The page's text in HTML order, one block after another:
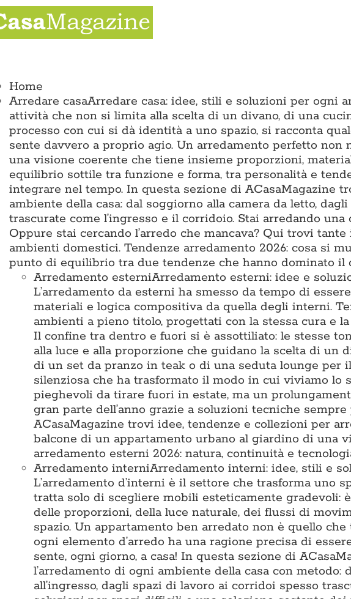
Salta
al
contenuto
Home
Arredare casaArredare casa: idee, stili e soluzioni per ogni
attività che non si limita alla scelta di un divano, di una
processo con cui si dà identità a uno spazio, si racconta
sente davvero a proprio agio. Un arredamento perfetto non
una visione coerente che tiene insieme proporzioni,
equilibrio sottile tra funzione e forma, tra personalità e
integrare nel tempo. In questa sezione di ACasaMagazine
ambiente della casa: dal soggiorno alla camera da letto,
trascurate come l’ingresso e il corridoio. Stai arredando
Oppure stai cercando l’arredo che mancava? Qui trovi
ambienti domestici. Tendenze arredamento 2026: cosa si
punto di equilibrio tra due tendenze che hanno dominato il
Arredamento esterniArredamento esterni: idee e
L’arredamento da esterni ha smesso da tempo di
materiali e logica compositiva da quella degli interni.
ambienti a pieno titolo, progettati con la stessa cura e
Il confine tra dentro e fuori si è assottiliato: le stesse
alla luce e alla proporzione che guidano la scelta di un
di un set da pranzo in teak o di una seduta lounge per
silenziosa che ha trasformato il modo in cui viviamo lo
pieghevoli da tirare fuori in estate, ma un
gran parte dell’anno grazie a soluzioni tecniche
ACasaMagazine trovi idee, tendenze e collezioni per
balcone di un appartamento urbano al giardino di una
arredamento esterni 2026: natura, continuità e
Arredamento interniArredamento interni: idee, stili e
L’arredamento d’interni è il settore che trasforma uno
tratta solo di scegliere mobili esteticamente gradevoli:
delle proporzioni, della luce naturale, dei flussi di
spazio. Un appartamento ben arredato non è quello
ogni elemento d’arredo ha una ragione precisa di
sente, ogni giorno, a casa! In questa sezione di
l’arredamento di ogni ambiente della casa con metodo:
all’ingresso, dagli spazi di lavoro ai corridoi spesso